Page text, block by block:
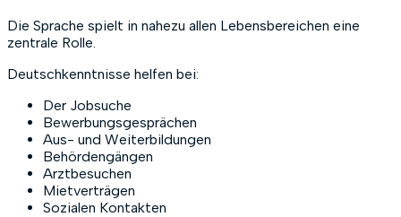
Die Sprache spielt in nahezu allen Lebensbereichen eine
zentrale Rolle.
Deutschkenntnisse helfen bei:
Der Jobsuche
Bewerbungsgesprächen
Aus- und Weiterbildungen
Behördengängen
Arztbesuchen
Mietverträgen
Sozialen Kontakten